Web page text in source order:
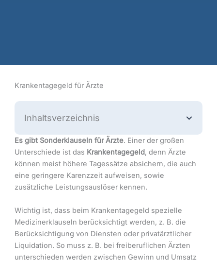
Krankentagegeld für Ärzte
Inhaltsverzeichnis
Es gibt Sonderklauseln für Ärzte. Einer der großen
Unterschiede ist das Krankentagegeld, denn Ärzte
können meist höhere Tagessätze absichern, die auch
eine geringere Karenzzeit aufweisen, sowie
zusätzliche Leistungsauslöser kennen.
Wichtig ist, dass beim Krankentagegeld spezielle
Medizinerklauseln berücksichtigt werden, z. B. die
Berücksichtigung von Diensten oder privatärztlicher
Liquidation. So muss z. B. bei freiberuflichen Ärzten
unterschieden werden zwischen Gewinn und Umsatz